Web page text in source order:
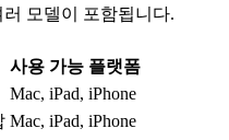
모델이 포함됩니다.
사용 가능 플랫폼
Mac, iPad, iPhone
Mac, iPad, iPhone